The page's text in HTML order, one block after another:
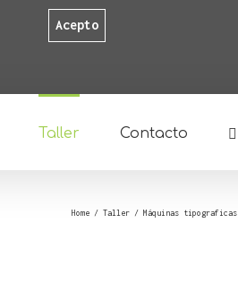
Acepto
Taller Contacto
Home / Taller / Máquinas tipograficas